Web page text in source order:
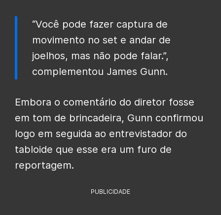
“Você pode fazer captura de
movimento no set e andar de
joelhos, mas não pode falar.”,
complementou James Gunn.
Embora o comentário do diretor fosse
em tom de brincadeira, Gunn confirmou
logo em seguida ao entrevistador do
tabloide que esse era um furo de
reportagem.
PUBLICIDADE